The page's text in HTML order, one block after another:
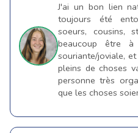
J'ai un bon lien
toujours été
soeurs, cousins,
beaucoup être
souriante/joviale,
pleins de choses
personne très
que les choses